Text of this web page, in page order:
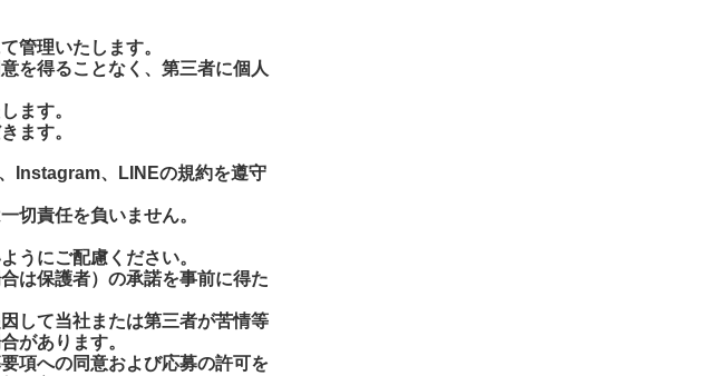
管理いたします。
を得ることなく、第三者に個人
ます。
ます。
Instagram、LINEの規約を遵守
切責任を負いません。
うにご配慮ください。
は保護者）の承諾を事前に得た
して当社または第三者が苦情等
があります。
項への同意および応募の許可を